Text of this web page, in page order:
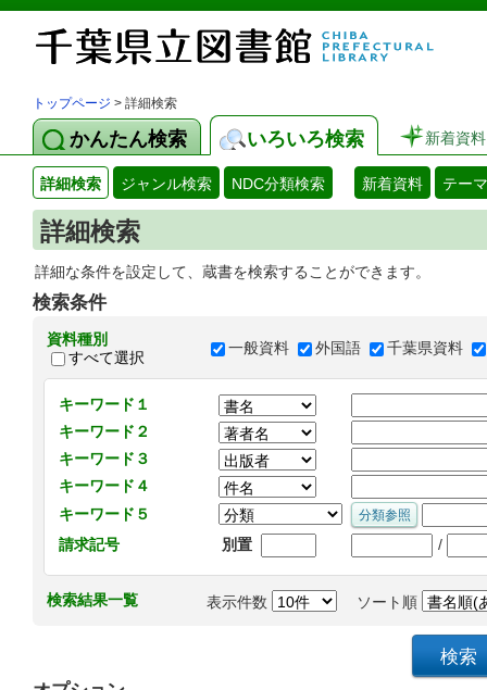
トップページ > 詳細検索
かんたん検索 いろいろ検索 新着資料
詳細検索 ジャンル検索 NDC分類検索 新着資料 テー
詳細検索
詳細な条件を設定して、蔵書を検索することができます。
検索条件
資料種別
すべて選択
一般資料 外国語 千葉県資料
キーワード１
キーワード２
キーワード３
キーワード４
キーワード５
請求記号
別置 /
検索結果一覧 表示件数 ソート順